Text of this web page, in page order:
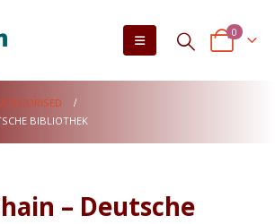
0
BIBLIOTHEK
– Deutsche